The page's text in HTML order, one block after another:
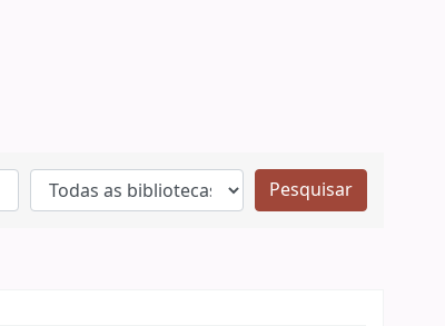
Pesquisar